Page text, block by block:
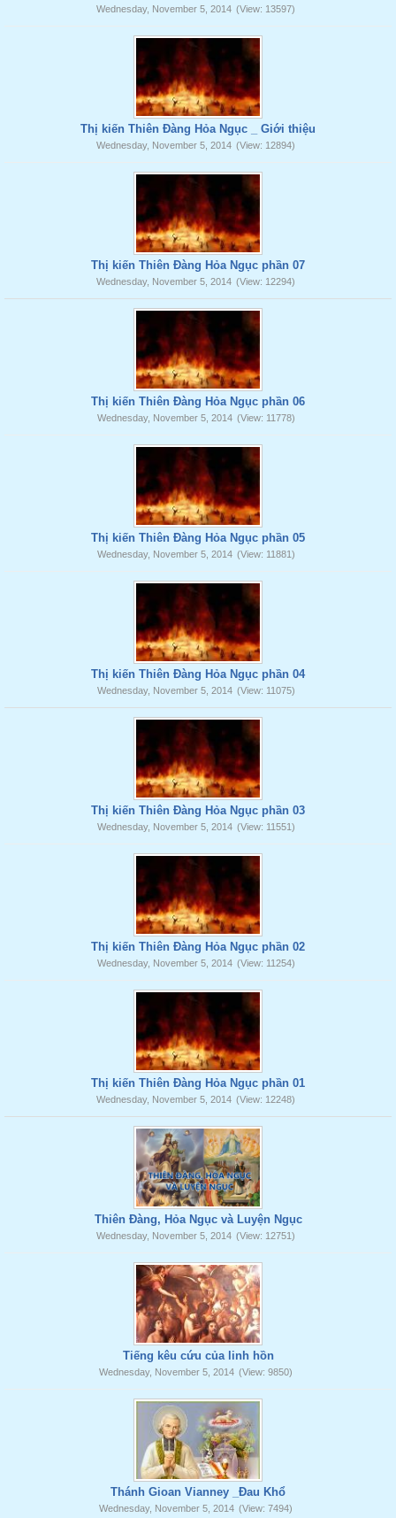
Wednesday, November 5, 2014 (View: 13597)
Thị kiến Thiên Đàng Hỏa Ngục _ Giới thiệu
Wednesday, November 5, 2014 (View: 12894)
Thị kiến Thiên Đàng Hỏa Ngục phần 07
Wednesday, November 5, 2014 (View: 12294)
Thị kiến Thiên Đàng Hỏa Ngục phần 06
Wednesday, November 5, 2014 (View: 11778)
Thị kiến Thiên Đàng Hỏa Ngục phần 05
Wednesday, November 5, 2014 (View: 11881)
Thị kiến Thiên Đàng Hỏa Ngục phần 04
Wednesday, November 5, 2014 (View: 11075)
Thị kiến Thiên Đàng Hỏa Ngục phần 03
Wednesday, November 5, 2014 (View: 11551)
Thị kiến Thiên Đàng Hỏa Ngục phần 02
Wednesday, November 5, 2014 (View: 11254)
Thị kiến Thiên Đàng Hỏa Ngục phần 01
Wednesday, November 5, 2014 (View: 12248)
Thiên Đàng, Hỏa Ngục và Luyện Ngục
Wednesday, November 5, 2014 (View: 12751)
Tiếng kêu cứu của linh hồn
Wednesday, November 5, 2014 (View: 9850)
Thánh Gioan Vianney _Đau Khổ
Wednesday, November 5, 2014 (View: 7494)